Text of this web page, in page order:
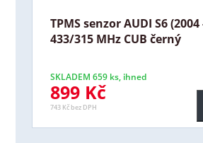
TPMS senzor AUDI S6 (2004
433/315 MHz CUB černý
SKLADEM 659 ks, ihned
899 Kč
743 Kč bez DPH